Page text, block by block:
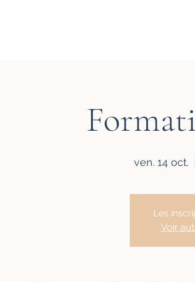
ven. 14 oct.
Les
Voir